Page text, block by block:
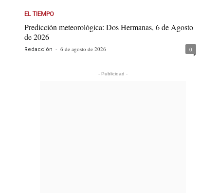
EL TIEMPO
Predicción meteorológica: Dos Hermanas, 6 de Agosto
de 2026
Redacción - 6 de agosto de 2026 0
- Publicidad -